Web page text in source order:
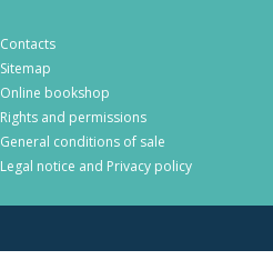
Contacts
Sitemap
Online bookshop
Rights and permissions
General conditions of sale
Legal notice and Privacy policy